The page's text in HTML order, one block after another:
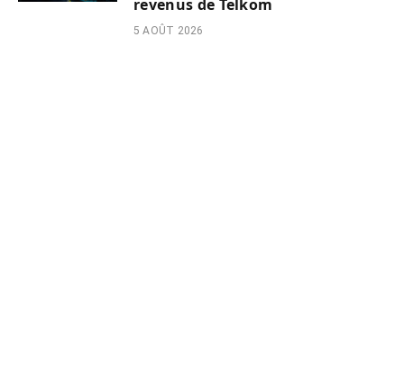
revenus de Telkom
5 AOÛT 2026